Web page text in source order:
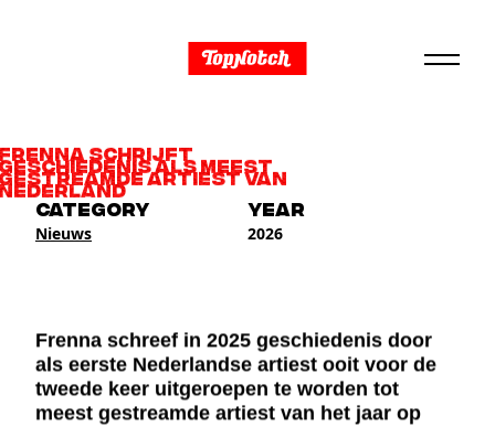
SCHRIJFT
ALS MEEST
ARTIEST VAN
CATEGORY
Nieuws
YEAR
2026
Frenna schreef in 2025 geschiedenis door
als eerste Nederlandse artiest ooit voor de
tweede keer uitgeroepen te worden tot
meest gestreamde artiest van het jaar op